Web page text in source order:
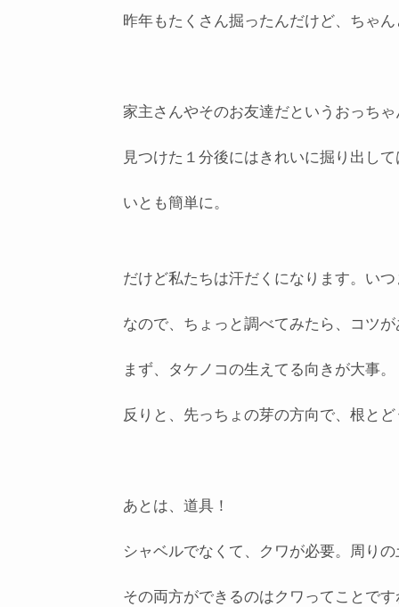
昨年もたくさん掘ったんだけど、ちゃ
家主さんやそのお友達だというおっち
見つけた１分後にはきれいに掘り出し
いとも簡単に。
だけど私たちは汗だくになります。い
なので、ちょっと調べてみたら、コツ
まず、タケノコの生えてる向きが大事。
反りと、先っちょの芽の方向で、根と
あとは、道具！
シャベルでなくて、クワが必要。周り
その両方ができるのはクワってことです